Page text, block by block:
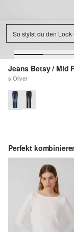
So stylst du den Look
Jeans Betsy / Mid
s.Oliver
Perfekt